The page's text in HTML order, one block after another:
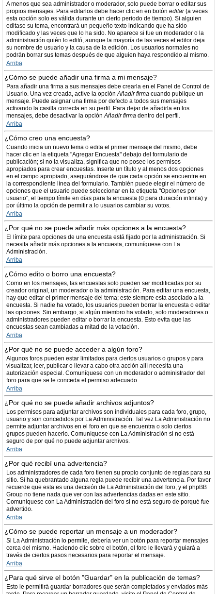
A menos que sea administrador o moderador, solo puede borrar o editar sus
propios mensajes. Para editarlos debe hacer clic en en botón editar(a veces
esta opción solo es válida durante un cierto periodo de tiempo). Si alguien
editase su tema, encontrará un pequeño texto indicando que ha sido
modificado y las veces que lo ha sido. No aparece si fue un moderador o la
administración quién lo editó, aunque la mayoría de las veces el editor deja
su nombre de usuario y la causa de la edición. Los usuarios normales no
podrán borrar sus temas después de que alguien haya respondido al mismo.
Arriba
¿Cómo se puede añadir una firma a mi mensaje?
Para añadir una firma a sus mensajes debe crearla en el Panel de Control de
Usuario. Una vez creada, active la opciónAñadir firma cuando publique un
mensaje. Puede asignar una firma por defecto a todos sus mensajes
activando la casilla correcta en su perfil. Para dejar de añadirla en los
mensajes, debe desactivar la opciónAñadir firma dentro del perfil.
Arriba
¿Cómo creo una encuesta?
Cuando inicia un nuevo tema o edita el primer mensaje del mismo, debe
hacer clic en la etiqueta "Agregar Encuesta" debajo del formulario de
publicación; si no la visualiza, significa que no posee los permisos
apropiados para crear encuestas. Inserte un título y al menos dos opciones
en el campo apropiado, asegurándose de que cada opción se encuentre en
la correspondiente línea del formulario. También puede elegir el número de
opciones que el usuario puede seleccionar en la etiqueta "Opciones por
usuario", el tiempo límite en días para la encuesta (0 para duración infinita) y
por último la opción de permitir a lo usuarios cambiar su votos.
Arriba
¿Por qué no se puede añadir más opciones a la encuesta?
El límite para opciones de una encuesta está fijado por la administración. Si
necesita añadir más opciones a la encuesta, comuníquese con La
Administración.
Arriba
¿Cómo edito o borro una encuesta?
Como en los mensajes, las encuestas solo pueden ser modificadas por su
creador original, un moderador o la administración. Para editar una encuesta,
hay que editar el primer mensaje del tema; este siempre esta asociado a la
encuesta. Si nadie ha votado, los usuarios pueden borrar la encuesta o editar
las opciones. Sin embargo, si algún miembro ha votado, solo moderadores o
administradores pueden editar o borrar la encuesta. Esto evita que las
encuestas sean cambiadas a mitad de la votación.
Arriba
¿Por qué no se puede acceder a algún foro?
Algunos foros pueden estar limitados para ciertos usuarios o grupos y para
visualizar, leer, publicar o llevar a cabo otra acción allí necesita una
autorización especial. Comuníquese con un moderador o administrador del
foro para que se le conceda el permiso adecuado.
Arriba
¿Por qué no se puede añadir archivos adjuntos?
Los permisos para adjuntar archivos son individuales para cada foro, grupo,
usuario y son concedidos por La Administración. Tal vez La Administración no
permite adjuntar archivos en el foro en que se encuentra o solo ciertos
grupos pueden hacerlo. Comuníquese con La Administración si no está
seguro de por qué no puede adjuntar archivos.
Arriba
¿Por qué recibí una advertencia?
Los administradores de cada foro tienen su propio conjunto de reglas para su
sitio. Si ha quebrantado alguna regla puede recibir una advertencia. Por favor
recuerde que esta es una decisión de La Administración del foro, y el phpBB
Group no tiene nada que ver con las advertencias dadas en este sitio.
Comuníquese con La Administración del foro si no está seguro de porqué fue
advertido.
Arriba
¿Cómo se puede reportar un mensaje a un moderador?
Si La Administración lo permite, debería ver un botón para reportar mensajes
cerca del mismo. Haciendo clic sobre el botón, el foro le llevará y guiará a
través de ciertos pasos necesarios para reportar el mensaje.
Arriba
¿Para qué sirve el botón "Guardar" en la publicación de temas?
Esto le permitirá guardar borradores que serán completados y enviados más